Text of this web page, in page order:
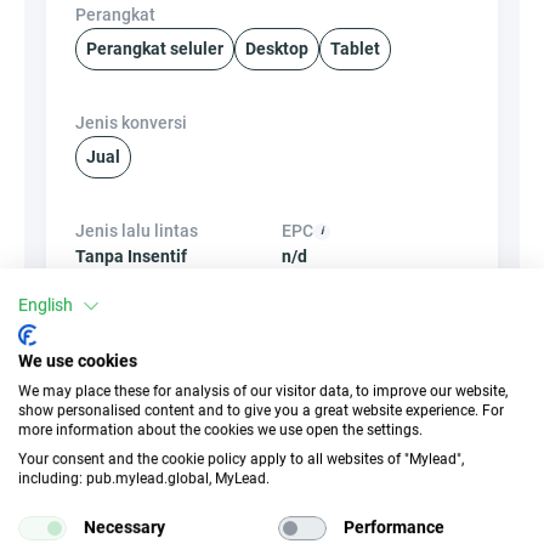
Perangkat
Perangkat seluler
Desktop Tablet
Jenis konversi
Jual
Jenis lalu lintas
Tanpa Insentif
EPC
n/d
Spanduk
×Tidak
SembunyikanLink
✓Ya
Produk Kupon dan promosi
English
We use cookies
We may place these for analysis of our visitor data, to improve our website,
show personalised content and to give you a great website experience. For
more information about the cookies we use open the settings.
Your consent and the cookie policy apply to all websites of "Mylead",
including: pub.mylead.global, MyLead.
Necessary Performance